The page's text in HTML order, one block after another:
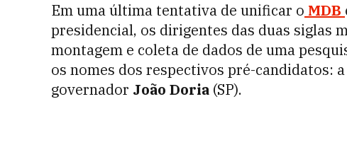
Em uma última tentativa de unificar o MDB
presidencial, os dirigentes das duas siglas
montagem e coleta de dados de uma
os nomes dos respectivos pré-candidatos:
governador João Doria (SP).